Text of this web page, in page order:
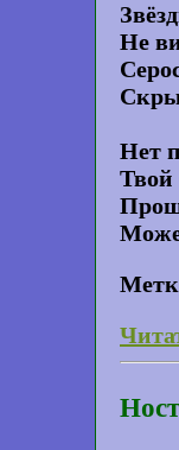
Не
Нет
Твой